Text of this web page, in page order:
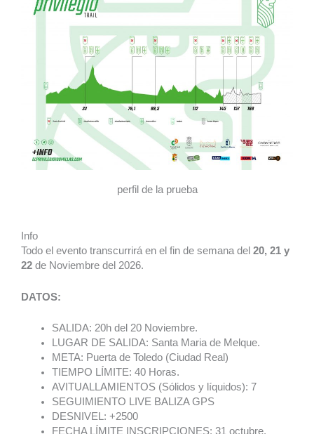
perfil de la prueba
Info
Todo el evento transcurrirá en el fin de semana del 20, 21 y
22 de Noviembre del 2026.
DATOS:
SALIDA: 20h del 20 Noviembre.
LUGAR DE SALIDA: Santa Maria de Melque.
META: Puerta de Toledo (Ciudad Real)
TIEMPO LÍMITE: 40 Horas.
AVITUALLAMIENTOS (Sólidos y líquidos): 7
SEGUIMIENTO LIVE BALIZA GPS
DESNIVEL: +2500
FECHA LÍMITE INSCRIPCIONES: 31 octubre.